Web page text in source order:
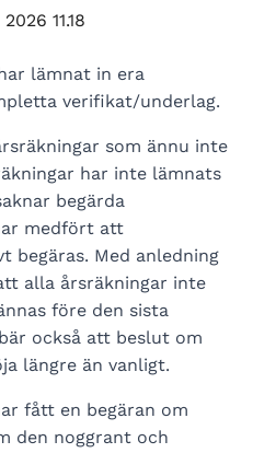
11.18
lämnat in era
verifikat/underlag.
som ännu inte
har inte lämnats
begärda
medfört att
begäras. Med anledning
alla årsräkningar inte
före den sista
också att beslut om
längre än vanligt.
fått en begäran om
den noggrant och